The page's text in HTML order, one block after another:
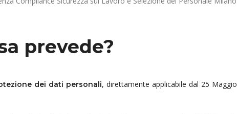
prevede?
dei dati personali, direttamente applicabile dal 25 Maggio